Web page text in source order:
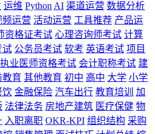
运维 Python AI 渠道运营 数据分析
频运营 活动运营 工具推荐 产品运
资格证考试 心理咨询师考试 计算
试 公务员考试 软考 英语考试 项目
执业医师资格考试 会计职称考试 建
教育 其他教育 初中 高中 大学 小学
饮 金融保险 汽车出行 教育培训
加
法律法务 房地产建筑 医疗保健 物
入职离职 OKR-KPI 组织结构 采购